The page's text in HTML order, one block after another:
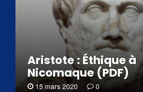
Aristote : Éthique à
Nicomaque (PDF)
15 mars 2020 0